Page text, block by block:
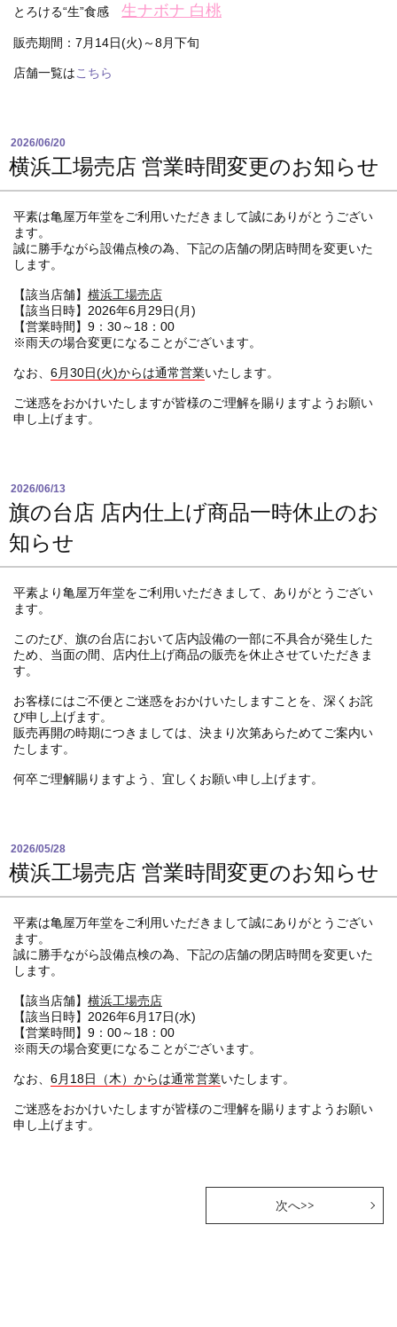
とろける“生”食感 生ナボナ 白桃
販売期間：7月14日(火)～8月下旬
店舗一覧はこちら
2026/06/20
横浜工場売店 営業時間変更のお知らせ
平素は亀屋万年堂をご利用いただきまして誠にありがとうござい
ます。
誠に勝手ながら設備点検の為、下記の店舗の閉店時間を変更いた
します。
【該当店舗】 横浜工場売店
【該当日時】2026年6月29日(月)
【営業時間】9：30～18：00
※雨天の場合変更になることがございます。
なお、 6月30日(火)からは通常営業いたします。
ご迷惑をおかけいたしますが皆様のご理解を賜りますようお願い
申し上げます。
2026/06/13
旗の台店 店内仕上げ商品一時休止のお
知らせ
平素より亀屋万年堂をご利用いただきまして、ありがとうござい
ます。
このたび、旗の台店において店内設備の一部に不具合が発生した
ため、当面の間、店内仕上げ商品の販売を休止させていただきま
す。
お客様にはご不便とご迷惑をおかけいたしますことを、深くお詫
び申し上げます。
販売再開の時期につきましては、決まり次第あらためてご案内い
たします。
何卒ご理解賜りますよう、宜しくお願い申し上げます。
2026/05/28
横浜工場売店 営業時間変更のお知らせ
平素は亀屋万年堂をご利用いただきまして誠にありがとうござい
ます。
誠に勝手ながら設備点検の為、下記の店舗の閉店時間を変更いた
します。
【該当店舗】 横浜工場売店
【該当日時】2026年6月17日(水)
【営業時間】9：00～18：00
※雨天の場合変更になることがございます。
なお、 6月18日（木）からは通常営業いたします。
ご迷惑をおかけいたしますが皆様のご理解を賜りますようお願い
申し上げます。
次へ>>